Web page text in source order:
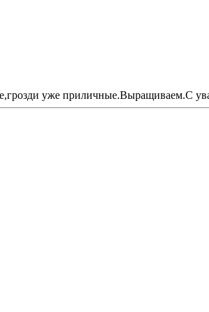
уже приличные.Выращиваем.С